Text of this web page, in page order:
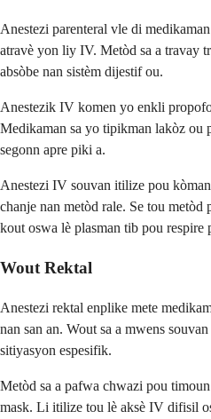
Anestezi parenteral vle di
atravè yon liy IV. Metòd sa a travay
absòbe nan sistèm dijestif ou.
Anestezik IV komen yo enkli
Medikaman sa yo tipikman lakòz ou
segonn apre piki a.
Anestezi IV souvan itilize pou
chanje nan metòd rale. Se tou
kout oswa lè plasman tib pou respire
Wout Rektal
Anestezi rektal enplike mete
nan san an. Wout sa a mwens
sitiyasyon espesifik.
Metòd sa a pafwa chwazi pou
mask. Li itilize tou lè aksè IV difisil